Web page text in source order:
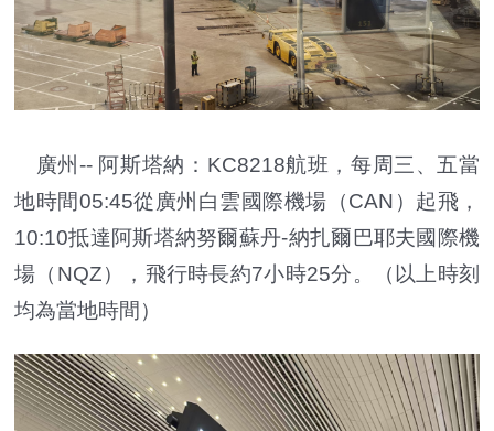
廣州-- 阿斯塔納：KC8218航班，每周三、五當
地時間05:45從廣州白雲國際機場（CAN）起飛，
10:10抵達阿斯塔納努爾蘇丹-納扎爾巴耶夫國際機
場（NQZ），飛行時長約7小時25分。（以上時刻
均為當地時間）